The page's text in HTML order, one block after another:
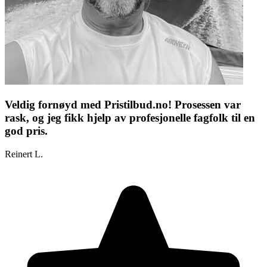
Veldig fornøyd med Pristilbud.no! Prosessen var
rask, og jeg fikk hjelp av profesjonelle fagfolk til en
god pris.
Reinert L.